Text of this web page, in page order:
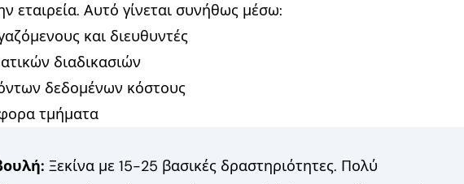
εταιρεία. Αυτό γίνεται συνήθως μέσω:
και διευθυντές
διαδικασιών
δεδομένων κόστους
τμήματα
Ξεκίνα με 15-25 βασικές δραστηριότητες. Πολύ